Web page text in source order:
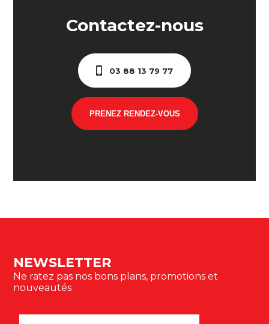
Contactez-nous
03 88 13 79 77
PRENEZ RENDEZ-VOUS
NEWSLETTER
Ne ratez pas nos bons plans, promotions et
nouveautés